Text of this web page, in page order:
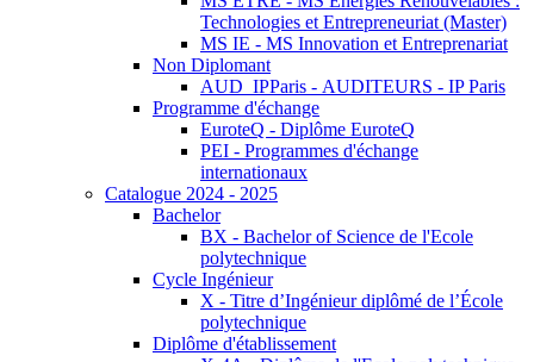
Technologies et Entrepreneuriat (Master)
MS IE - MS Innovation et Entreprenariat
Non Diplomant
AUD_IPParis - AUDITEURS - IP Paris
Programme d'échange
EuroteQ - Diplôme EuroteQ
PEI - Programmes d'échange
internationaux
Catalogue 2024 - 2025
Bachelor
BX - Bachelor of Science de l'Ecole
polytechnique
Cycle Ingénieur
X - Titre d’Ingénieur diplômé de l’École
polytechnique
Diplôme d'établissement